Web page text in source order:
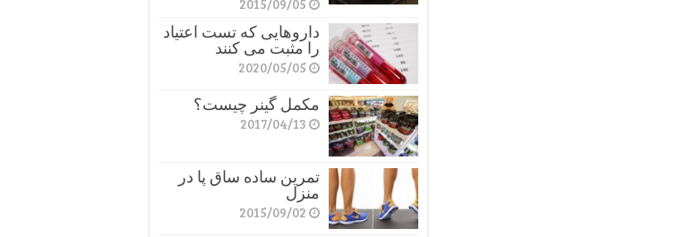
داروهایی که تست اعتیاد
را مثبت می کنند
2020/05/05
مکمل گینر چیست؟
2017/04/13
تمرین ساده ساق پا در
منزل
2015/09/02